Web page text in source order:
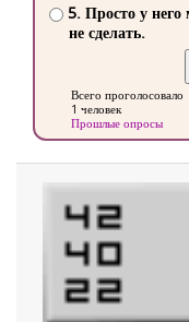
5. Просто у него
не сделать.
Всего проголосовало
1 человек
Прошлые опросы